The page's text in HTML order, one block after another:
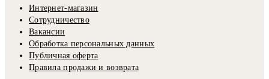
Интернет-магазин
Сотрудничество
Вакансии
Обработка персональных данных
Публичная оферта
Правила продажи и возврата